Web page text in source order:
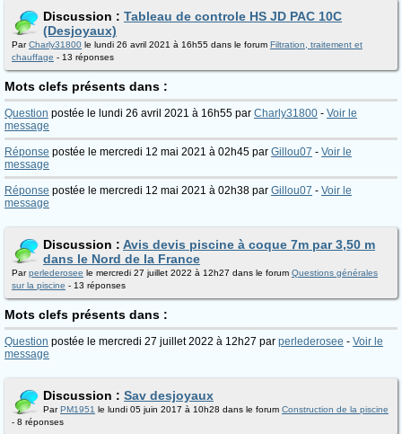
Discussion : Tableau de controle HS JD PAC 10C
(Desjoyaux)
ParCharly31800 le lundi 26 avril 2021 à 16h55 dans le forum Filtration, traitement et
chauffage - 13 réponses
Mots clefs présents dans :
Question postée le lundi 26 avril 2021 à 16h55 par Charly31800 - Voir le
message
Réponse postée le mercredi 12 mai 2021 à 02h45 par Gillou07 - Voir le
message
Réponse postée le mercredi 12 mai 2021 à 02h38 par Gillou07 - Voir le
message
Discussion : Avis devis piscine à coque 7m par 3,50 m
dans le Nord de la France
Parperlederosee le mercredi 27 juillet 2022 à 12h27 dans le forum Questions générales
sur la piscine - 13 réponses
Mots clefs présents dans :
Question postée le mercredi 27 juillet 2022 à 12h27 par perlederosee - Voir le
message
Discussion : Sav desjoyaux
ParPM1951 le lundi 05 juin 2017 à 10h28 dans le forum Construction de la piscine
- 8 réponses